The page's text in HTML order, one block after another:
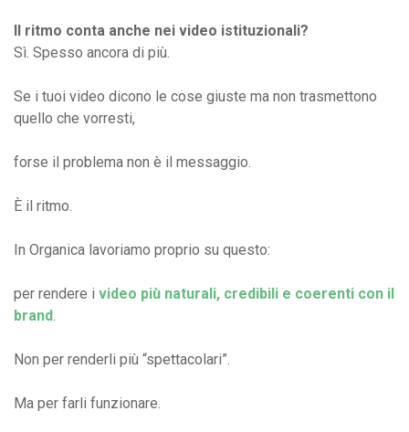
Il ritmo conta anche nei video istituzionali?
Sì. Spesso ancora di più.
Se i tuoi video dicono le cose giuste ma non trasmettono
quello che vorresti,
forse il problema non è il messaggio.
È il ritmo.
In Organica lavoriamo proprio su questo:
per rendere i video più naturali, credibili e coerenti con il
brand.
Non per renderli più “spettacolari”.
Ma per farli funzionare.